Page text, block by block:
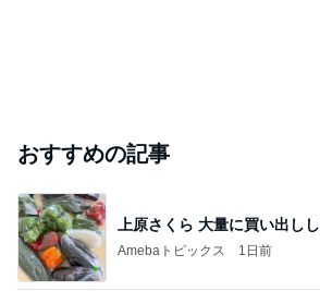
おすすめの記事
上原さくら 大量に買い出し
Amebaトピックス 1日前